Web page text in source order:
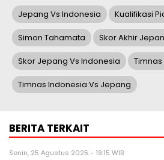
Jepang Vs Indonesia Kualifikasi
Simon Tahamata Skor Akhir
Skor Jepang Vs Indonesia
Timnas Indonesia Vs Jepang
BERITA TERKAIT
Senin, 25 Agustus 2025 - 19:15 WIB